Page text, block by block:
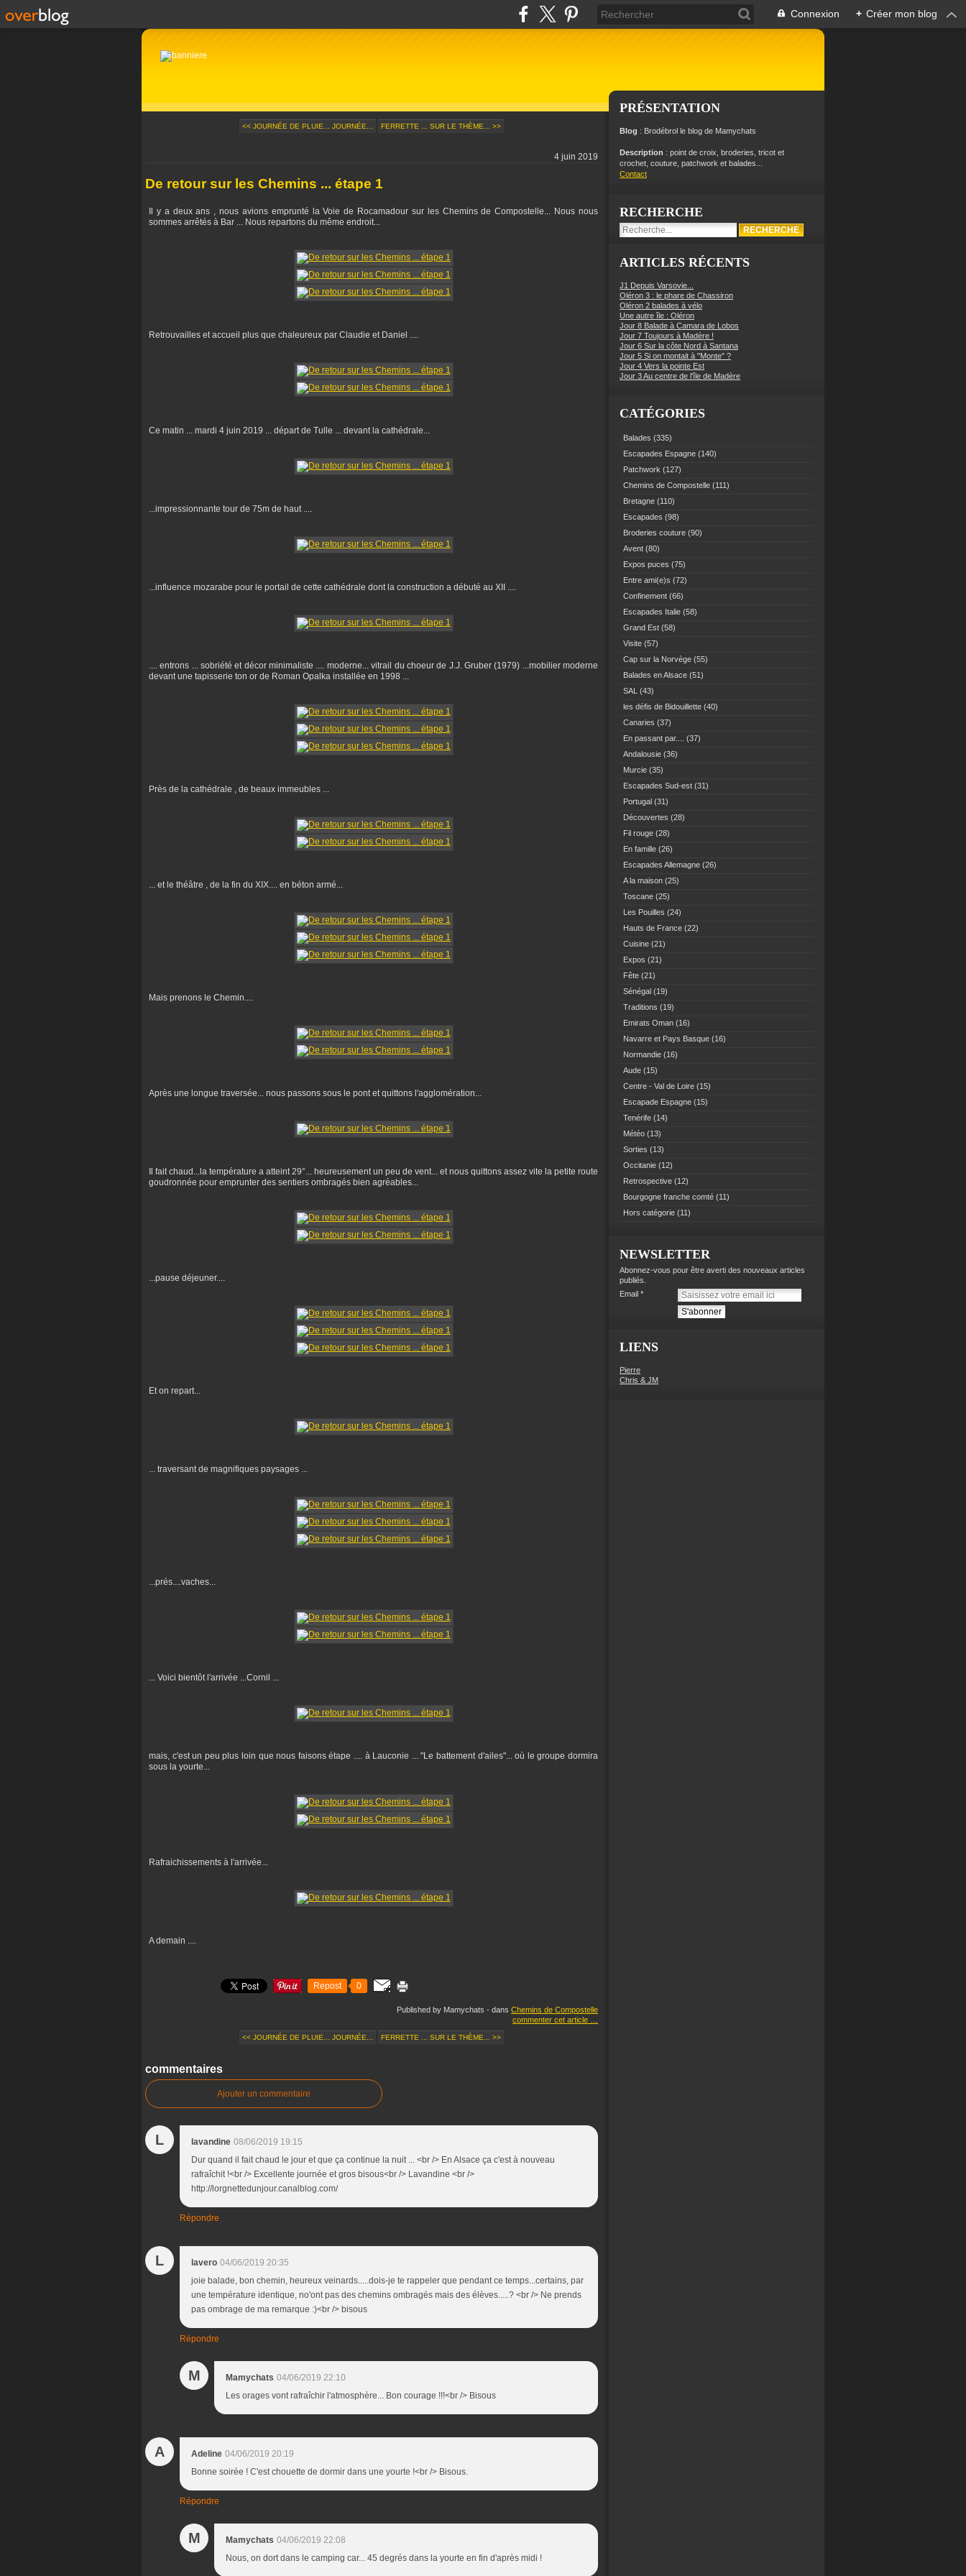
Connexion + Créer mon blog
<< JOURNÉE DE PLUIE... JOURNÉE... FERRETTE ... SUR LE THÈME... >>
4 juin 2019
De retour sur les Chemins ... étape 1
Il y a deux ans , nous avions emprunté la Voie de Rocamadour sur les Chemins de Compostelle... Nous nous
sommes arrêtés à Bar ... Nous repartons du même endroit...
Retrouvailles et accueil plus que chaleureux par Claudie et Daniel ....
Ce matin ... mardi 4 juin 2019 ... départ de Tulle ... devant la cathédrale...
...impressionnante tour de 75m de haut ....
...influence mozarabe pour le portail de cette cathédrale dont la construction a débuté au XII ....
.... entrons ... sobriété et décor minimaliste .... moderne... vitrail du choeur de J.J. Gruber (1979) ...mobilier moderne
devant une tapisserie ton or de Roman Opalka installée en 1998 ...
Près de la cathédrale , de beaux immeubles ...
... et le théâtre , de la fin du XIX.... en béton armé...
Mais prenons le Chemin....
Après une longue traversée... nous passons sous le pont et quittons l'agglomération...
Il fait chaud...la température a atteint 29°... heureusement un peu de vent... et nous quittons assez vite la petite route
goudronnée pour emprunter des sentiers ombragés bien agréables...
...pause déjeuner....
Et on repart...
... traversant de magnifiques paysages ...
...prés....vaches...
... Voici bientôt l'arrivée ...Cornil ...
mais, c'est un peu plus loin que nous faisons étape .... à Lauconie ... "Le battement d'ailes"... où le groupe dormira
sous la yourte...
Rafraichissements à l'arrivée...
A demain ....
Repost 0
Published by Mamychats - dans Chemins de Compostelle
commenter cet article
<< JOURNÉE DE PLUIE... JOURNÉE... FERRETTE ... SUR LE THÈME... >>
commentaires
Ajouter un commentaire
L lavandine 08/06/2019 19:15
Dur quand il fait chaud le jour et que ça continue la nuit ... <br /> En Alsace ça c'est à nouveau
rafraîchit !<br /> Excellente journée et gros bisous<br /> Lavandine <br />
http://lorgnettedunjour.canalblog.com/
Répondre
L lavero 04/06/2019 20:35
joie balade, bon chemin, heureux veinards.....dois-je te rappeler que pendant ce temps...certains, par
une température identique, no'ont pas des chemins ombragés mais des élèves.....? <br /> Ne prends
pas ombrage de ma remarque :)<br /> bisous
Répondre
M Mamychats 04/06/2019 22:10
Les orages vont rafraîchir l'atmosphère... Bon courage !!!<br /> Bisous
A Adeline 04/06/2019 20:19
Bonne soirée ! C'est chouette de dormir dans une yourte !<br /> Bisous.
Répondre
M Mamychats 04/06/2019 22:08
Nous, on dort dans le camping car... 45 degrés dans la yourte en fin d'après midi !
PRÉSENTATION
Blog : Brodébrol le blog de Mamychats
Description : point de croix, broderies, tricot et
crochet, couture, patchwork et balades...
Contact
RECHERCHE
ARTICLES RÉCENTS
J1 Depuis Varsovie...
Oléron 3 : le phare de Chassiron
Oléron 2 balades à vélo
Une autre île : Oléron
Jour 8 Balade à Camara de Lobos
Jour 7 Toujours à Madère !
Jour 6 Sur la côte Nord à Santana
Jour 5 Si on montait à "Monte" ?
Jour 4 Vers la pointe Est
Jour 3 Au centre de l'île de Madère
CATÉGORIES
Balades (335)
Escapades Espagne (140)
Patchwork (127)
Chemins de Compostelle (111)
Bretagne (110)
Escapades (98)
Broderies couture (90)
Avent (80)
Expos puces (75)
Entre ami(e)s (72)
Confinement (66)
Escapades Italie (58)
Grand Est (58)
Visite (57)
Cap sur la Norvège (55)
Balades en Alsace (51)
SAL (43)
les défis de Bidouillette (40)
Canaries (37)
En passant par....
(37)
Andalousie (36)
Murcie (35)
Escapades Sud-est (31)
Portugal (31)
Découvertes (28)
Fil rouge (28)
En famille (26)
Escapades Allemagne (26)
A la maison (25)
Toscane (25)
Les Pouilles (24)
Hauts de France (22)
Cuisine (21)
Expos (21)
Fête (21)
Sénégal (19)
Traditions (19)
Emirats Oman (16)
Navarre et Pays Basque (16)
Normandie (16)
Aude (15)
Centre - Val de Loire (15)
Escapade Espagne (15)
Tenérife (14)
Météo (13)
Sorties (13)
Occitanie (12)
Retrospective (12)
Bourgogne franche comté (11)
Hors catégorie (11)
NEWSLETTER
Abonnez-vous pour être averti des nouveaux articles
publiés.
Email
LIENS
Pierre
Chris & JM